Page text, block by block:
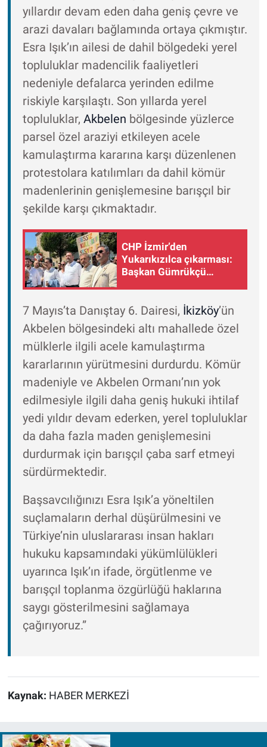
yıllardır devam eden daha geniş çevre ve
arazi davaları bağlamında ortaya çıkmıştır.
Esra Işık’ın ailesi de dahil bölgedeki yerel
topluluklar madencilik faaliyetleri
nedeniyle defalarca yerinden edilme
riskiyle karşılaştı. Son yıllarda yerel
topluluklar, Akbelen bölgesinde yüzlerce
parsel özel araziyi etkileyen acele
kamulaştırma kararına karşı düzenlenen
protestolara katılımları da dahil kömür
madenlerinin genişlemesine barışçıl bir
şekilde karşı çıkmaktadır.
CHP İzmir’den
Yukarıkızılca çıkarması:
Başkan Gümrükçü
7 Mayıs’ta Danıştay 6. Dairesi, İkizköy’ün
Akbelen bölgesindeki altı mahallede özel
mülklerle ilgili acele kamulaştırma
kararlarının yürütmesini durdurdu. Kömür
madeniyle ve Akbelen Ormanı’nın yok
edilmesiyle ilgili daha geniş hukuki ihtilaf
yedi yıldır devam ederken, yerel topluluklar
da daha fazla maden genişlemesini
durdurmak için barışçıl çaba sarf etmeyi
sürdürmektedir.
Başsavcılığınızı Esra Işık’a yöneltilen
suçlamaların derhal düşürülmesini ve
Türkiye’nin uluslararası insan hakları
hukuku kapsamındaki yükümlülükleri
uyarınca Işık’ın ifade, örgütlenme ve
barışçıl toplanma özgürlüğü haklarına
saygı gösterilmesini sağlamaya
çağırıyoruz.”
Kaynak: HABER MERKEZİ